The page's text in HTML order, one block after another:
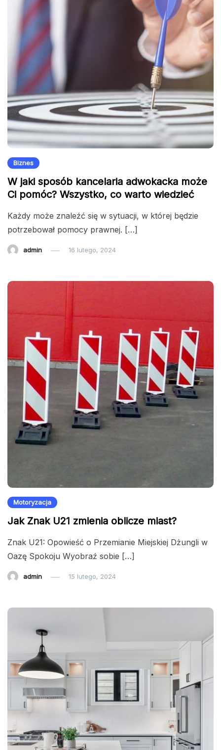
Biznes
W jaki sposób kancelaria adwokacka może
Ci pomóc? Wszystko, co warto wiedzieć
Każdy może znaleźć się w sytuacji, w której będzie
potrzebował pomocy prawnej. […]
admin 16 lutego, 2024
Motoryzacja
Jak Znak U21 zmienia oblicze miast?
Znak U21: Opowieść o Przemianie Miejskiej Dżungli w
Oazę Spokoju Wyobraź sobie […]
admin 15 lutego, 2024